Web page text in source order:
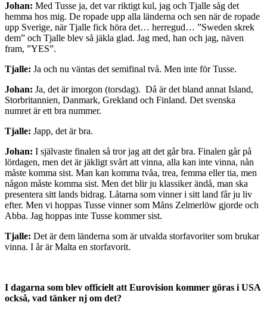
Johan: Med Tusse ja, det var riktigt kul, jag och Tjalle såg det
hemma hos mig. De ropade upp alla länderna och sen när de ropade
upp Sverige, när Tjalle fick höra det… herregud… ”Sweden skrek
dem” och Tjalle blev så jäkla glad. Jag med, han och jag, näven
fram, ”YES”.
Tjalle: Ja och nu väntas det semifinal två. Men inte för Tusse.
Johan: Ja, det är imorgon (torsdag). Då är det bland annat Island,
Storbritannien, Danmark, Grekland och Finland. Det svenska
numret är ett bra nummer.
Tjalle: Japp, det är bra.
Johan: I självaste finalen så tror jag att det går bra. Finalen går på
lördagen, men det är jäkligt svårt att vinna, alla kan inte vinna, nån
måste komma sist. Man kan komma tvåa, trea, femma eller tia, men
någon måste komma sist. Men det blir ju klassiker ändå, man ska
presentera sitt lands bidrag. Låtarna som vinner i sitt land får ju liv
efter. Men vi hoppas Tusse vinner som Måns Zelmerlöw gjorde och
Abba. Jag hoppas inte Tusse kommer sist.
Tjalle: Det är dem länderna som är utvalda storfavoriter som brukar
vinna. I år är Malta en storfavorit.
I dagarna som blev officielt att Eurovision kommer göras i USA
också, vad tänker nj om det?